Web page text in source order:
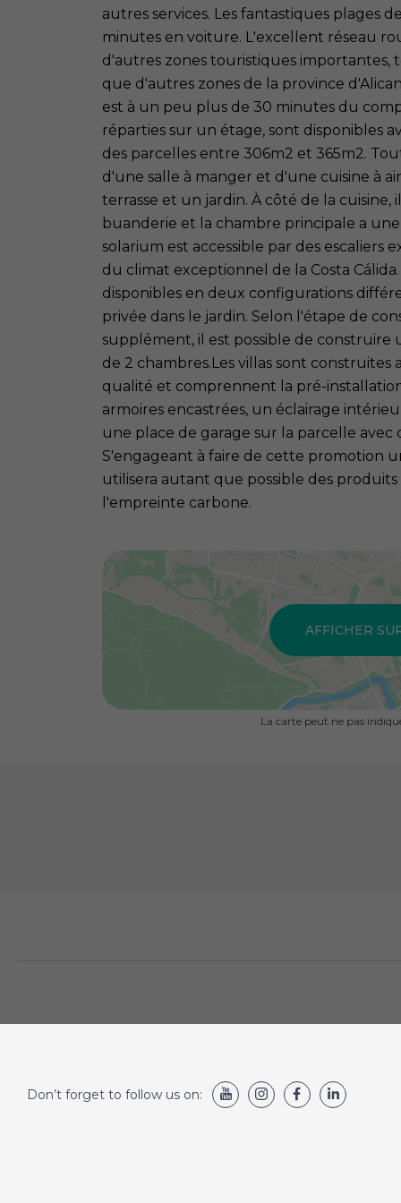
autres services. Les fantastiques plages
minutes en voiture. L'excellent réseau
d'autres zones touristiques importantes,
que d'autres zones de la province
est à un peu plus de 30 minutes du
réparties sur un étage, sont disponibles
des parcelles entre 306m2 et 365m2.
d'une salle à manger et d'une cuisine à
terrasse et un jardin. À côté de la cuisine,
buanderie et la chambre principale a
solarium est accessible par des escaliers
du climat exceptionnel de la Costa
disponibles en deux configurations
privée dans le jardin. Selon l'étape de
supplément, il est possible de construire
de 2 chambres.Les villas sont
qualité et comprennent la pré-
armoires encastrées, un éclairage
une place de garage sur la parcelle
S'engageant à faire de cette promotion
utilisera autant que possible des
l'empreinte carbone.
AFFICHER
La carte peut ne pas
Don’t forget to follow us on: